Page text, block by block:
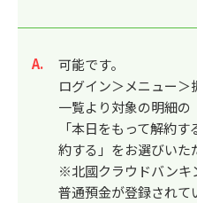
回答
可能です。
ログイン＞メニュー
一覧より対象の明細
「本日をもって解約
約する」をお選びいた
※北國クラウドバンキ
普通預金が登録されて